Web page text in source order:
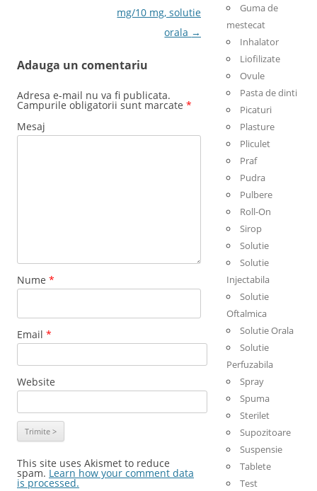
mg/10 mg, solutie
orala →
Adauga un comentariu
Adresa e-mail nu va fi publicata.
Campurile obligatorii sunt marcate *
Mesaj
Nume *
Email *
Website
This site uses Akismet to reduce
spam. Learn how your comment data
is processed.
Guma de
mestecat
Inhalator
Liofilizate
Ovule
Pasta de dinti
Picaturi
Plasture
Pliculet
Praf
Pudra
Pulbere
Roll-On
Sirop
Solutie
Solutie
Injectabila
Solutie
Oftalmica
Solutie Orala
Solutie
Perfuzabila
Spray
Spuma
Sterilet
Supozitoare
Suspensie
Tablete
Test